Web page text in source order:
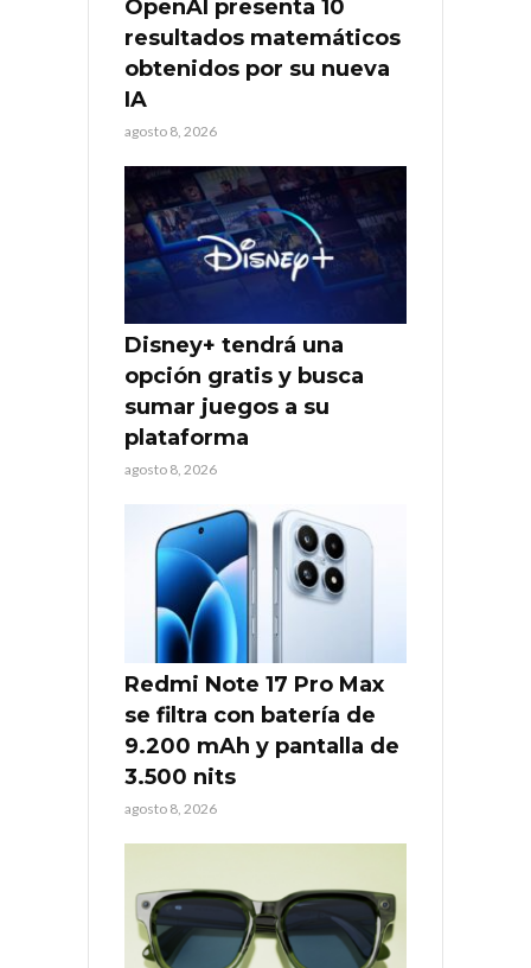
OpenAI presenta 10
resultados matemáticos
obtenidos por su nueva
IA
agosto 8, 2026
Disney+ tendrá una
opción gratis y busca
sumar juegos a su
plataforma
agosto 8, 2026
Redmi Note 17 Pro Max
se filtra con batería de
9.200 mAh y pantalla de
3.500 nits
agosto 8, 2026